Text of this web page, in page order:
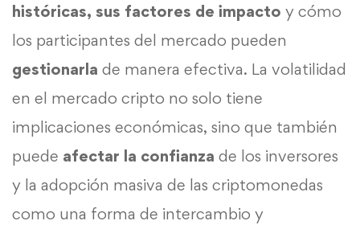
históricas, sus factores de impacto y cómo
los participantes del mercado pueden
gestionarla de manera efectiva. La volatilidad
en el mercado cripto no solo tiene
implicaciones económicas, sino que también
puede afectar la confianza de los inversores
y la adopción masiva de las criptomonedas
como una forma de intercambio y